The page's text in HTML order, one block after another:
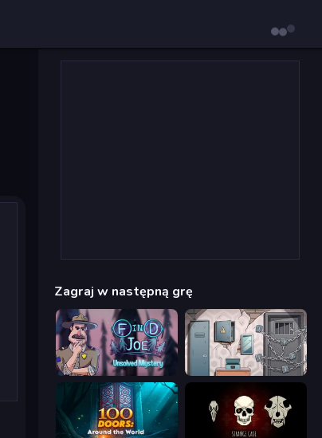
Zagraj w następną grę
Find Joe: Unsolved Mystery Cube Stories: Escape